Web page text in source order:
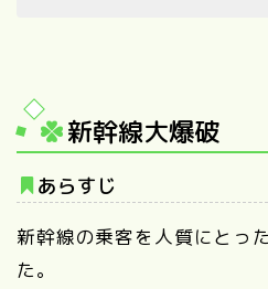
新幹線大爆破
あらすじ
新幹線の乗客を人質にとっ
た。